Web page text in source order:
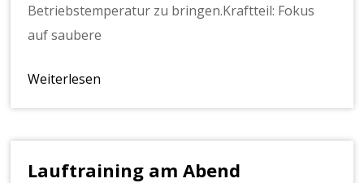
Betriebstemperatur zu bringen.Kraftteil: Fokus
auf saubere
Weiterlesen
Lauftraining am Abend